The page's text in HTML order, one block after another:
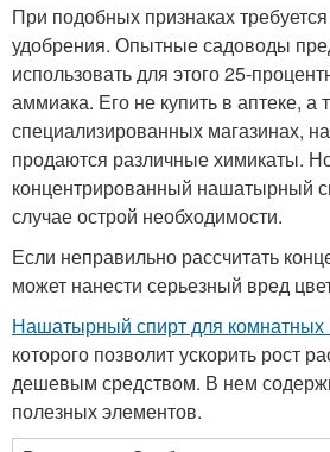
При подобных признаках
удобрения. Опытные садоводы
использовать для этого 25-
аммиака. Его не купить в аптеке, а
специализированных магазинах,
продаются различные химикаты.
концентрированный нашатырный
случае острой необходимости.
Если неправильно рассчитать
может нанести серьезный вред
Нашатырный спирт для комнатных
которого позволит ускорить рост
дешевым средством. В нем
полезных элементов.